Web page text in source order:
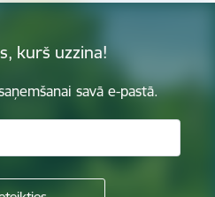
kurš uzzina!
savā e-pastā.